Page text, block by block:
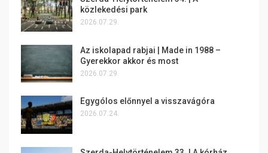
közlekedési park
2026.07.29.
Az iskolapad rabjai | Made in 1988 –
Gyerekkor akkor és most
2026.07.29.
Egygólos előnnyel a visszavágóra
2026.07.24.